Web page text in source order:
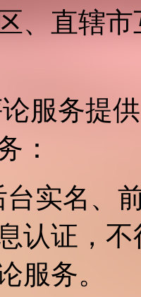
、直辖
服务提
：
台实名、
认证，
服务。